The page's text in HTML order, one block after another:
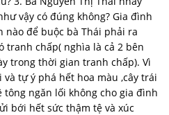
vậy có đúng không? Gia đình
để buộc bà Thái phải ra
tranh chấp( nghìa là cả 2 bên
trong thời gian tranh chấp). Vì
tự ý phá hết hoa màu ,cây trái
ngăn lối không cho gia đình
bới hết sức thậm tệ và xúc